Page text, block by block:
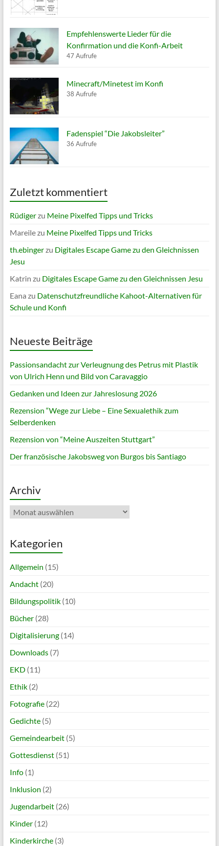
Empfehlenswerte Lieder für die
Konfirmation und die Konfi-Arbeit
47 Aufrufe
Minecraft/Minetest im Konfi
38 Aufrufe
Fadenspiel “Die Jakobsleiter”
36 Aufrufe
Zuletzt kommentiert
Rüdigerzu Meine Pixelfed Tipps und Tricks
Mareilezu Meine Pixelfed Tipps und Tricks
th.ebingerzu Digitales Escape Game zu den Gleichnissen
Jesu
Katrin zu Digitales Escape Game zu den Gleichnissen Jesu
Eana zu Datenschutzfreundliche Kahoot-Alternativen für
Schule und Konfi
Neueste Beiträge
Passionsandacht zur Verleugnung des Petrus mit Plastik
von Ulrich Henn und Bild von Caravaggio
Gedanken und Ideen zur Jahreslosung 2026
Rezension “Wege zur Liebe – Eine Sexualethik zum
Selberdenken
Rezension von “Meine Auszeiten Stuttgart”
Der französische Jakobsweg von Burgos bis Santiago
Archiv
Archiv
Kategorien
Allgemein (15)
Andacht(20)
Bildungspolitik(10)
Bücher(28)
Digitalisierung(14)
Downloads(7)
EKD(11)
Ethik(2)
Fotografie(22)
Gedichte(5)
Gemeindearbeit(5)
Gottesdienst(51)
Info(1)
Inklusion (2)
Jugendarbeit(26)
Kinder(12)
Kinderkirche(3)